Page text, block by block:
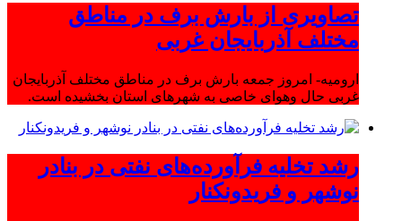
تصاویری از بارش برف در مناطق
مختلف آذربایجان غربی
ارومیه- امروز جمعه بارش برف در مناطق مختلف آذربایجان
غربی حال وهوای خاصی به شهرهای استان بخشیده است.
رشد تخلیه فرآورده‌های نفتی در بنادر
نوشهر و فریدونکنار